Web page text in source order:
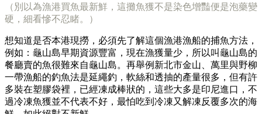
（別以為漁港買魚最新鮮，這攤魚獲不是染色增豔便是泡藥變
硬，細看慘不忍睹。）
想知道是否本港現撈，必須先了解這個漁港漁船的捕魚方法，
例如：龜山島早期資源豐富，現在漁獲量少，所以叫龜山島的
餐廳賣的魚很難來自龜山島。再舉例新北市金山、萬里與野柳
一帶漁船的釣魚法是延繩釣，軟絲和透抽的產量很多，但有許
多裝在塑膠袋裡，已經凍成棒狀的，這些大多是印尼進口，不
過冷凍魚獲並不代表不好，最怕吃到冷凍又解凍反覆多次的海